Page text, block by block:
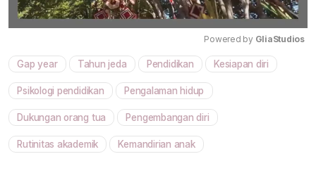
Mute
Powered by GliaStudios
Gap year Tahun jeda Pendidikan Kesiapan diri
Psikologi pendidikan Pengalaman hidup
Dukungan orang tua Pengembangan diri
Rutinitas akademik Kemandirian anak